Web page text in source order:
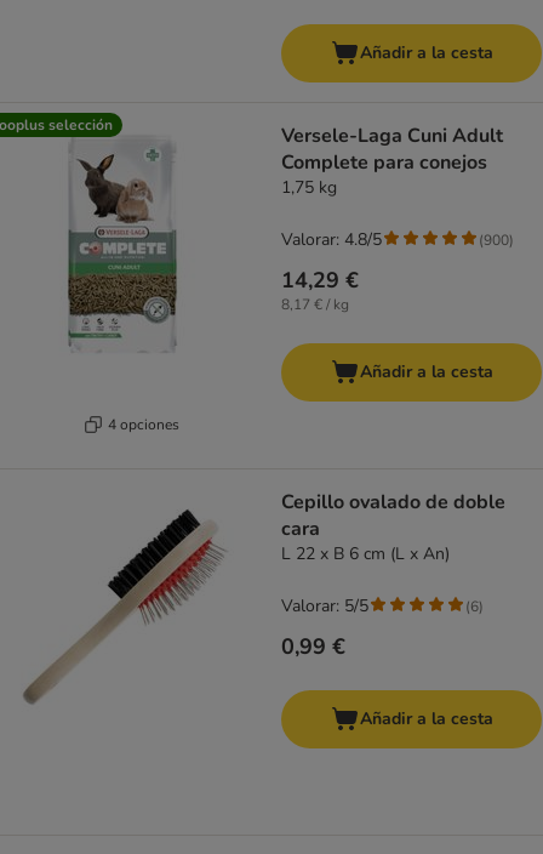
Añadir a la cesta
selección
4 opciones
Versele-Laga Cuni Adult
Complete para conejos
1,75 kg
14,29 €
8,17 € / kg
Valorar: 4.8/5 (900)
Añadir a la cesta
Cepillo ovalado de doble
cara
L 22 x B 6 cm (L x An)
0,99 €
Valorar: 5/5 (6)
Añadir a la cesta